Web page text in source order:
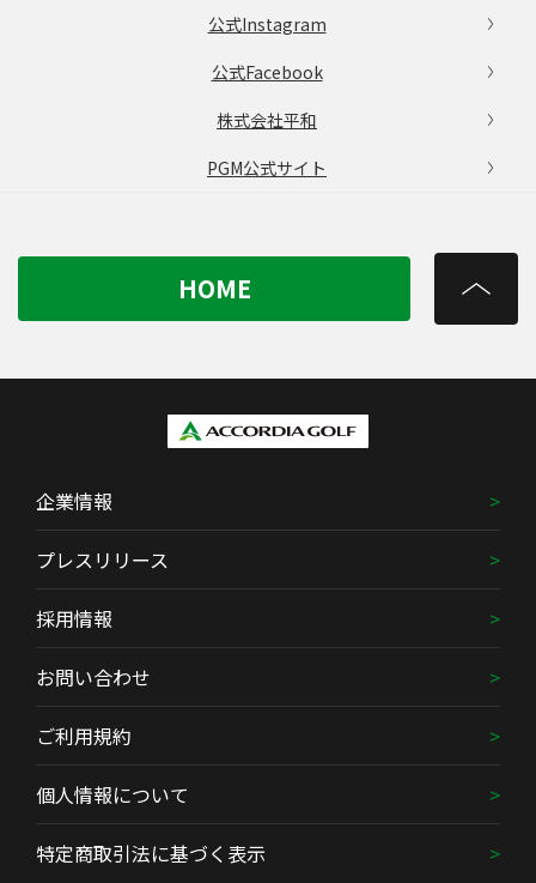
公式Instagram
公式Facebook
株式会社平和
PGM公式サイト
HOME
企業情報
プレスリリース
採用情報
お問い合わせ
ご利用規約
個人情報について
特定商取引法に基づく表示